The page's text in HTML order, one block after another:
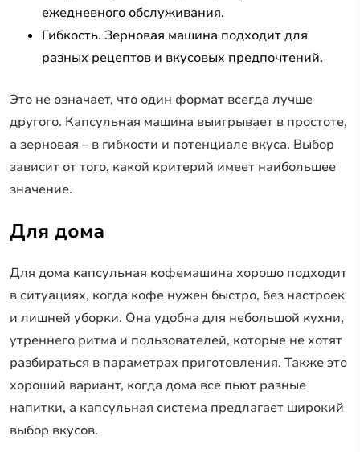
ежедневного обслуживания.
Гибкость. Зерновая машина подходит для
разных рецептов и вкусовых предпочтений.
Это не означает, что один формат всегда лучше
другого. Капсульная машина выигрывает в простоте,
а зерновая – в гибкости и потенциале вкуса. Выбор
зависит от того, какой критерий имеет наибольшее
значение.
Для дома
Для дома капсульная кофемашина хорошо подходит
в ситуациях, когда кофе нужен быстро, без настроек
и лишней уборки. Она удобна для небольшой кухни,
утреннего ритма и пользователей, которые не хотят
разбираться в параметрах приготовления. Также это
хороший вариант, когда дома все пьют разные
напитки, а капсульная система предлагает широкий
выбор вкусов.